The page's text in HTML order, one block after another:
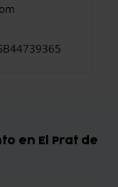
en El Prat de